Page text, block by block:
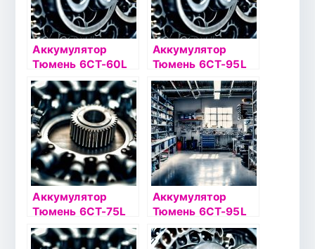
Аккумулятор
Тюмень 6СТ-60L
Asia о/п
Аккумулятор
Тюмень 6СТ-95L
Asia
Аккумулятор
Тюмень 6СТ-75L
Asia
Аккумулятор
Тюмень 6СТ-95L
Asia о/п